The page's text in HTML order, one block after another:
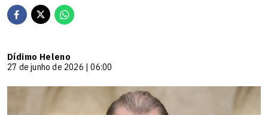
Dídimo Heleno
27 de junho de 2026 | 06:00